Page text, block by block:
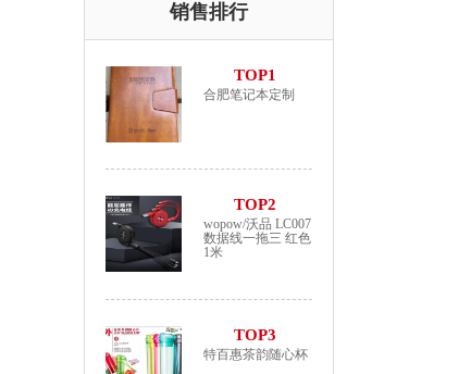
销售排行
TOP1
合肥笔记本定制
TOP2
wopow/沃品 LC007
数据线一拖三 红色
1米
TOP3
特百惠茶韵随心杯